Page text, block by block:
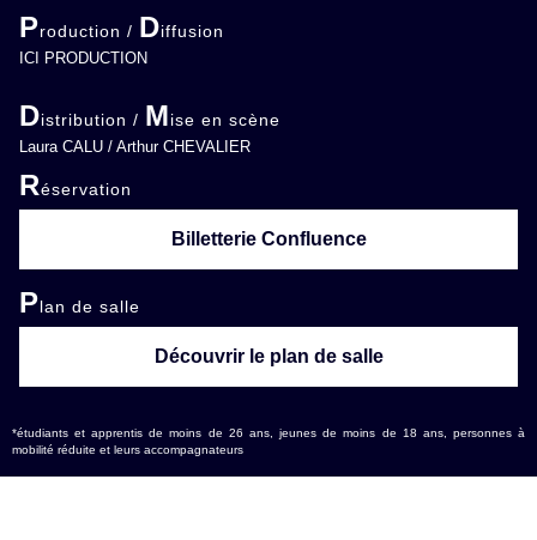
Production / Diffusion
ICI PRODUCTION
Distribution / Mise en scène
Laura CALU / Arthur CHEVALIER
Réservation
Billetterie Confluence
Plan de salle
Découvrir le plan de salle
*étudiants et apprentis de moins de 26 ans, jeunes de moins de 18 ans, personnes à
mobilité réduite et leurs accompagnateurs